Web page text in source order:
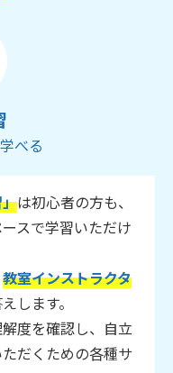
べる
は初心者の方も、
スで学習いただけ
教室インストラクタ
します。
度を確認し、自立
だくための各種サ